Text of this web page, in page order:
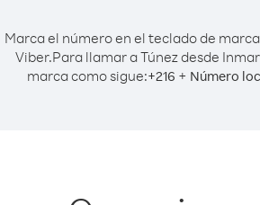
Marca el número en el teclado de
Viber.Para llamar a Túnez desde
marca como sigue:+216 + Número